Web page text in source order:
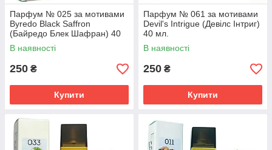
Парфум № 025 за мотивами
Byredo Black Saffron
(Байредо Блек Шафран) 40
мл.
В наявності
250 ₴
Купити
Парфум № 061 за мотивами
Devil's Intrigue (Девілс Інтриг)
40 мл.
В наявності
250 ₴
Купити